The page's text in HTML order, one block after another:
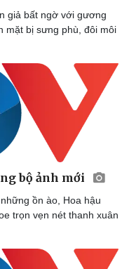
giả bất ngờ với gương
mặt bị sưng phù, đôi môi
bộ ảnh mới
ồn ào, Hoa hậu
trọn vẹn nét thanh xuân